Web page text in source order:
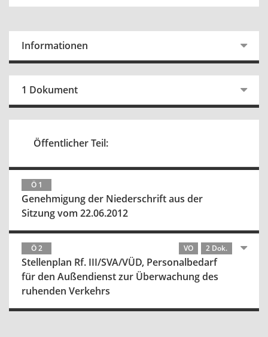
Informationen
1 Dokument
Öffentlicher Teil:
Ö 1
Genehmigung der Niederschrift aus der
Sitzung vom 22.06.2012
Ö 2 VO 2 Dok.
Stellenplan Rf. III/SVA/VÜD, Personalbedarf
für den Außendienst zur Überwachung des
ruhenden Verkehrs